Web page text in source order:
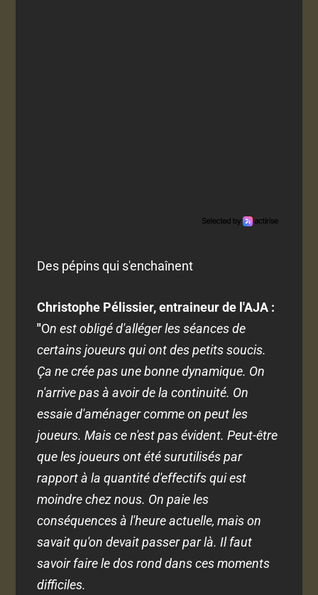
Des pépins qui s'enchaînent
Christophe Pélissier, entraineur de l'AJA :
"On est obligé d'alléger les séances de
certains joueurs qui ont des petits soucis.
Ça ne crée pas une bonne dynamique. On
n'arrive pas à avoir de la continuité. On
essaie d'aménager comme on peut les
joueurs. Mais ce n'est pas évident. Peut-être
que les joueurs ont été surutilisés par
rapport à la quantité d'effectifs qui est
moindre chez nous. On paie les
conséquences à l'heure actuelle, mais on
savait qu'on devait passer par là. Il faut
savoir faire le dos rond dans ces moments
difficiles.